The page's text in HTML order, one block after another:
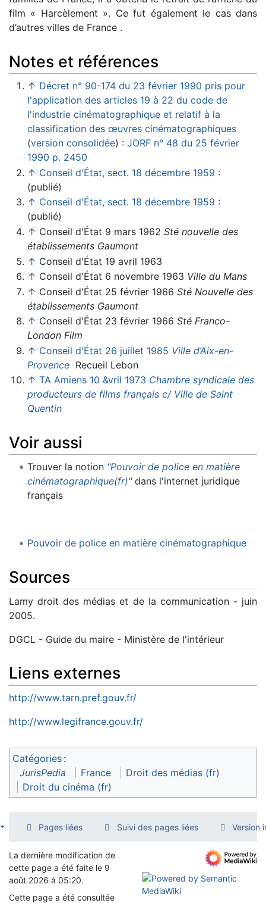
film « Harcèlement ». Ce fut également le cas dans
d’autres villes de France .
Notes et références
↑ Décret n° 90-174 du 23 février 1990 pris pour
l'application des articles 19 à 22 du code de
l'industrie cinématographique et relatif à la
classification des œuvres cinématographiques
(version consolidée) : JORF n° 48 du 25 février
1990 p. 2450
↑ Conseil d'État, sect. 18 décembre 1959 :
(publié)
↑ Conseil d'État, sect. 18 décembre 1959 :
(publié)
↑ Conseil d'État 9 mars 1962 Sté nouvelle des
établissements Gaumont
↑ Conseil d'État 19 avril 1963
↑ Conseil d'État 6 novembre 1963 Ville du Mans
↑ Conseil d'État 25 février 1966 Sté Nouvelle des
établissements Gaumont
↑ Conseil d'État 23 février 1966 Sté Franco-
London Film
↑ Conseil d'État 26 juillet 1985 Ville d’Aix-en-
ProvenceRecueil Lebon
↑ TA Amiens 10 &vril 1973 Chambre syndicale des
producteurs de films français c/ Ville de Saint
Quentin
Voir aussi
Trouver la notion "Pouvoir de police en matière
cinématographique(fr)"dans l'internet juridique
français
Pouvoir de police en matière cinématographique
Sources
Lamy droit des médias et de la communication - juin
2005.
DGCL - Guide du maire - Ministère de l'intérieur
Liens externes
http://www.tarn.pref.gouv.fr/
http://www.legifrance.gouv.fr/
Catégories :
JurisPedia
France
Droit des médias (fr)
Droit du cinéma (fr)
Pages liées Suivi des pages liées Version
La dernière modification de
cette page a été faite le 9
août 2026 à 05:20.
Cette page a été consultée